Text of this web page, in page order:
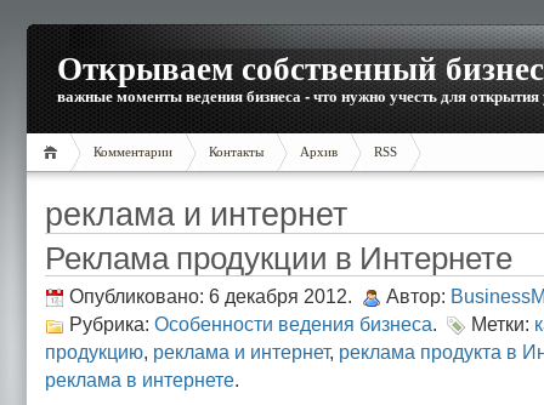
Открываем собственный бизнес
важные моменты ведения бизнеса - что нужно учесть для открытия
Комментарии Контакты Архив RSS
реклама и интернет
Реклама продукции в Интернете
Опубликовано: 6 декабря 2012. Автор:
Рубрика: Особенности ведения бизнеса. Метки:
продукцию, реклама и интернет, реклама продукта в
реклама в интернете.